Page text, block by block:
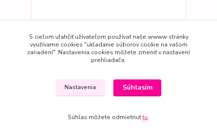
Záťažový koberec v metráži Vienna 97
do 4 max. 7dní
Zvoliť variant
S cieľom uľahčiť užívateľom používať naše wwww stránky
využívame cookies "ukladanie súborov cookie na vašom
zariadení". Nastavenia cookies môžete zmeniť v nastavení
prehliadača.
Nastavenia Súhlasím
Súhlas môžete odmietnuťtu.